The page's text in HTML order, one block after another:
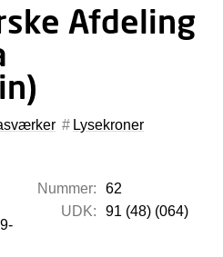
Afdeling
Lysekroner
Nummer:
62
UDK:
91 (48) (064)